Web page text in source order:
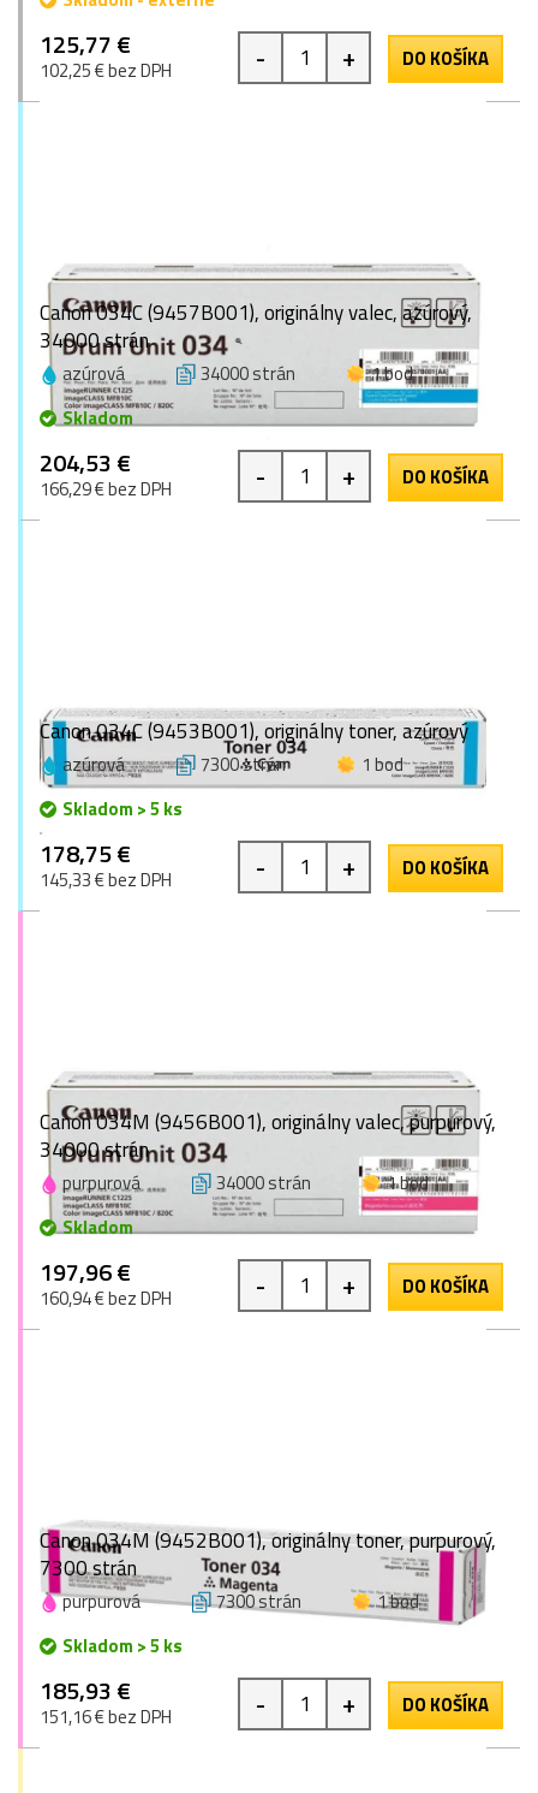
125,77 €
102,25 € bez DPH - + DO KOŠÍKA
Canon 034C (9457B001), originálny valec, azúrový,
34000 strán
azúrová 34000 strán
1 bod
Skladom
204,53 €
166,29 € bez DPH - + DO KOŠÍKA
Canon 034C (9453B001), originálny toner, azúrový
azúrová 7300 strán
1 bod
Skladom > 5 ks
178,75 €
145,33 € bez DPH - + DO KOŠÍKA
Canon 034M (9456B001), originálny valec, purpurový,
34000 strán
purpurová 34000 strán
1 bod
Skladom
197,96 €
160,94 € bez DPH - + DO KOŠÍKA
Canon 034M (9452B001), originálny toner, purpurový,
7300 strán
purpurová 7300 strán
1 bod
Skladom > 5 ks
185,93 €
151,16 € bez DPH - + DO KOŠÍKA